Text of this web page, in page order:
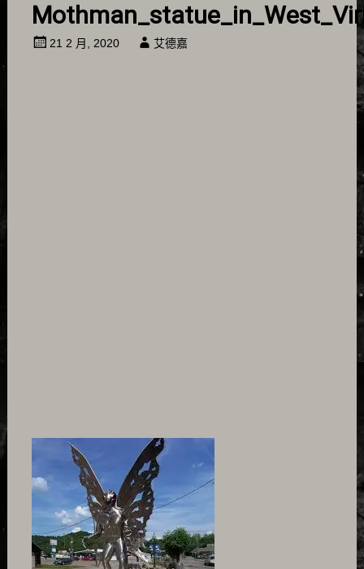
21 2 月, 2020 艾德嘉